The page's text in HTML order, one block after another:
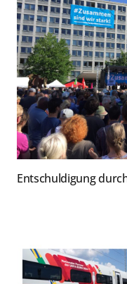
Entschuldigung